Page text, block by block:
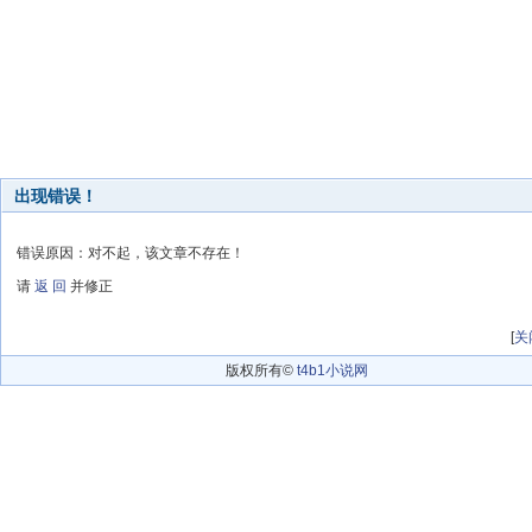
出现错误！
错误原因：对不起，该文章不存在！
请 返 回 并修正
[关
版权所有© t4b1小说网